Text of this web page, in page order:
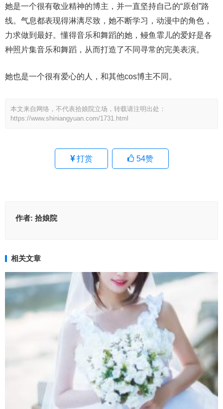
她是一个很有敬业精神的博主，并一直坚持自己的“原创”路
线。气息都表现得淋漓尽致，她不断学习，动漫中的角色，
力求做到最好。懂得音乐和舞蹈的她，鳗鱼霏儿的爱好是各
种照片集音乐和舞蹈，从而打造了不同寻常的完美表演。
她也是一个很有爱心的人，和其他cos博主不同。
本文来自网络，不代表拾娘院立场，转载请注明出处：
https://www.shiniangyuan.com/1731.html
打赏 54赞
作者: 拾娘院
相关文章